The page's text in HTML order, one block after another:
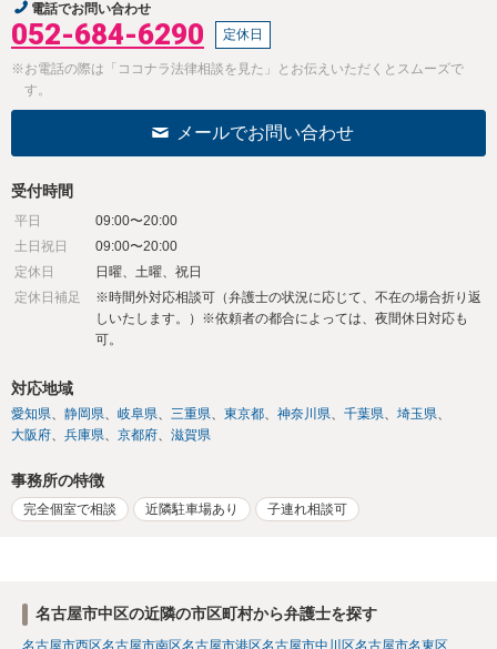
電話でお問い合わせ
052-684-6290 定休日
※お電話の際は「ココナラ法律相談を見た」とお伝えいただくとスムーズで
す。
メールでお問い合わせ
受付時間
平日
09:00〜20:00
土日祝日
09:00〜20:00
定休日
日曜、土曜、祝日
定休日補足
※時間外対応相談可（弁護士の状況に応じて、不在の場合折り返
しいたします。）※依頼者の都合によっては、夜間休日対応も
可。
対応地域
愛知県 静岡県 岐阜県 三重県 東京都 神奈川県 千葉県
埼玉県
大阪府
兵庫県 京都府 滋賀県
事務所の特徴
完全個室で相談 近隣駐車場あり 子連れ相談可
名古屋市中区の近隣の市区町村から弁護士を探す
名古屋市西区名古屋市南区名古屋市港区名古屋市中川区名古屋市名東区